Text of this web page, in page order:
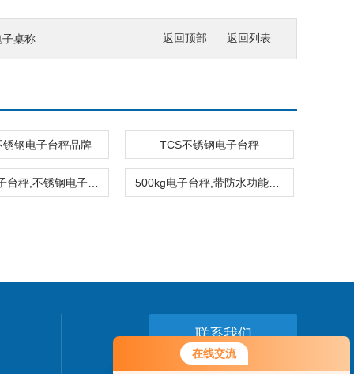
在线交流
返回列表
返回顶部
子桌称
锈钢电子台秤品牌 TCS不锈钢电子台秤
联系我们